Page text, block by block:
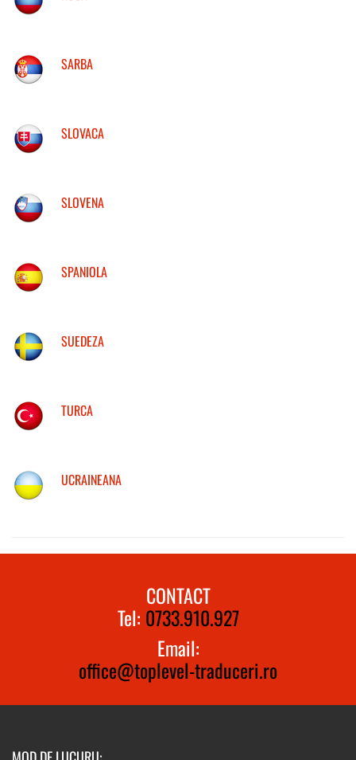
SARBA
SLOVACA
SLOVENA
SPANIOLA
SUEDEZA
TURCA
UCRAINEANA
CONTACT
Tel: 0733.910.927
Email:
office@toplevel-traduceri.ro